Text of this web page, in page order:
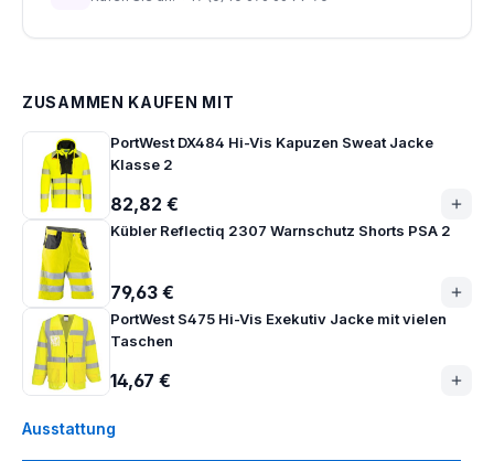
Ausstattung
ZUSAMMEN KAUFEN MIT
PortWest DX484 Hi-Vis Kapuzen Sweat Jacke
Klasse 2
82,82 €
Kübler Reflectiq 2307 Warnschutz Shorts PSA 2
79,63 €
PortWest S475 Hi-Vis Exekutiv Jacke mit vielen
Taschen
14,67 €